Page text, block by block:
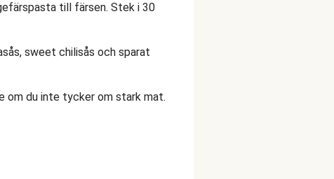
till färsen. Stek i 30
sweet chilisås och sparat
om du inte tycker om stark mat.